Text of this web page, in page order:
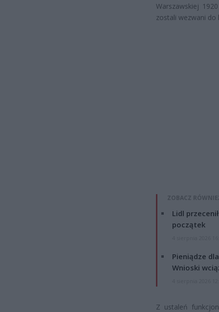
Warszawskiej
zostali wezwani do
ZOBACZ
Lidl
początek
Pieniądze
Wnioski
Z ustaleń